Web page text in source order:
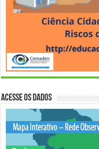
Acesse os Dados